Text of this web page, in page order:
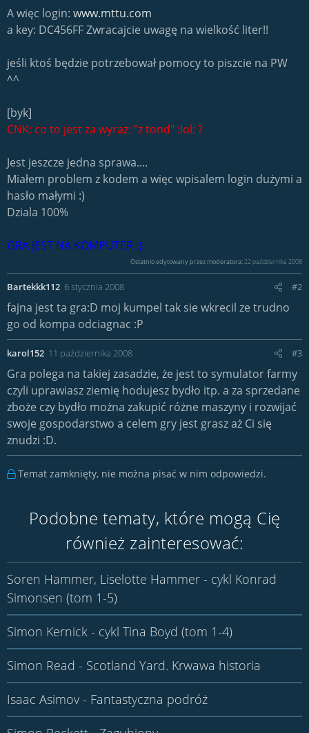
A więc login: www.mttu.com
a key: DC456FF Zwracajcie uwagę na wielkość liter!!
jeśli ktoś będzie potrzebował pomocy to piszcie na PW
^^
[byk]
CNK: co to jest za wyraz: "z tond" :lol: ?
Jest jeszcze jedna sprawa....
Miałem problem z kodem a więc wpisalem login dużymi a
hasło małymi :)
Dziala 100%
GRA JEST NA KOMPUTER :)
Ostatnio edytowany przez moderatora: 22 października 2008
Bartekkk112 6 stycznia 2008 #2
fajna jest ta gra:D moj kumpel tak sie wkrecil ze trudno
go od kompa odciagnac :P
karol152 11 października 2008 #3
Gra polega na takiej zasadzie, że jest to symulator farmy
czyli uprawiasz ziemię hodujesz bydło itp. a za sprzedane
zboże czy bydło można zakupić różne maszyny i rozwijać
swoje gospodarstwo a celem gry jest grasz aż Ci się
znudzi :D.
Temat zamknięty, nie można pisać w nim odpowiedzi.
Podobne tematy, które mogą Cię
również zainteresować:
Soren Hammer, Liselotte Hammer - cykl Konrad
Simonsen (tom 1-5)
Simon Kernick - cykl Tina Boyd (tom 1-4)
Simon Read - Scotland Yard. Krwawa historia
Isaac Asimov - Fantastyczna podróż